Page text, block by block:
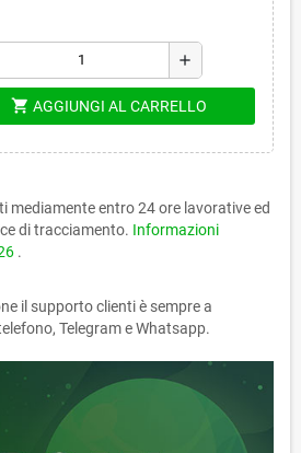
add
shopping_cart AGGIUNGI AL CARRELLO
mediamente entro 24 ore lavorative ed
di tracciamento. Informazioni
.
il supporto clienti è sempre a
Telegram e Whatsapp.